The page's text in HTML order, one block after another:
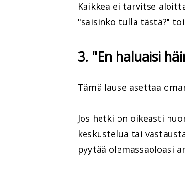
Kaikkea ei tarvitse
"saisinko tulla tästä?"
3. "En haluaisi
Tämä lause asettaa
Jos hetki on oikeasti
keskustelua tai
pyytää olemassaoloasi